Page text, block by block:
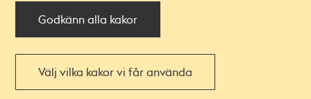
Godkänn alla kakor
Välj vilka kakor vi får använda